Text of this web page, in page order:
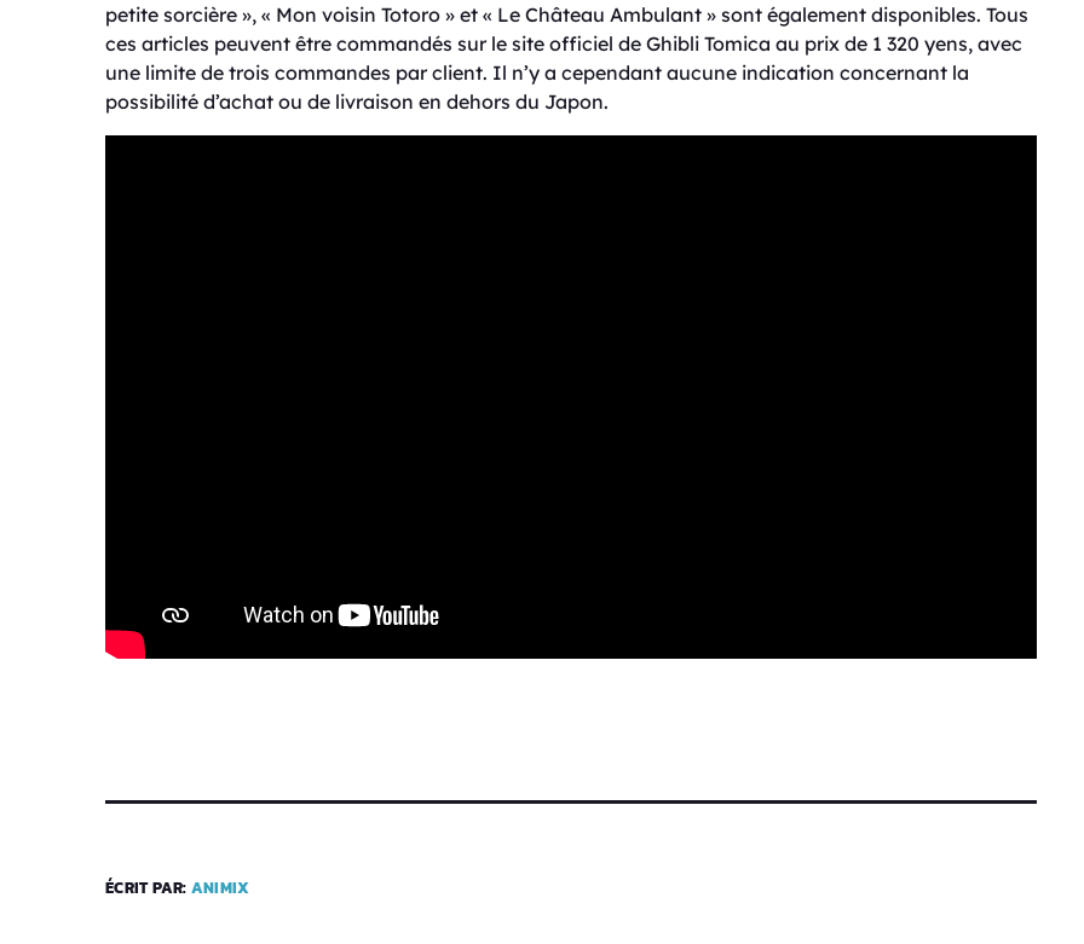
petite sorcière », « Mon voisin Totoro » et « Le Château Ambulant » sont également disponibles. Tous
ces articles peuvent être commandés sur le site officiel de Ghibli Tomica au prix de 1 320 yens, avec
une limite de trois commandes par client. Il n’y a cependant aucune indication concernant la
possibilité d’achat ou de livraison en dehors du Japon.
ÉCRIT PAR: ANIMIX